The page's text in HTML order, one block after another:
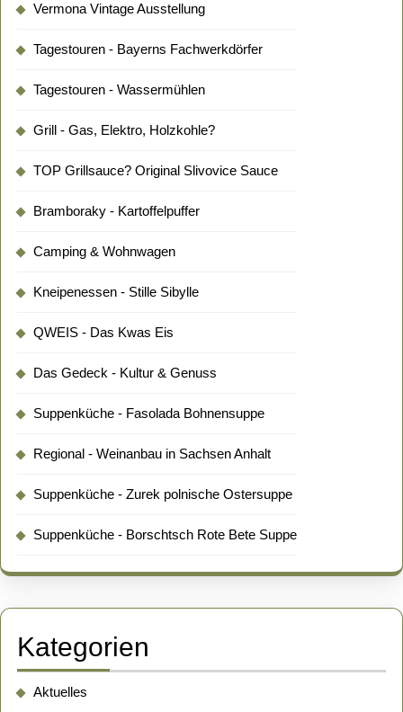
Vermona Vintage Ausstellung
Tagestouren - Bayerns Fachwerkdörfer
Tagestouren - Wassermühlen
Grill - Gas, Elektro, Holzkohle?
TOP Grillsauce? Original Slivovice Sauce
Bramboraky - Kartoffelpuffer
Camping & Wohnwagen
Kneipenessen - Stille Sibylle
QWEIS - Das Kwas Eis
Das Gedeck - Kultur & Genuss
Suppenküche - Fasolada Bohnensuppe
Regional - Weinanbau in Sachsen Anhalt
Suppenküche - Zurek polnische Ostersuppe
Suppenküche - Borschtsch Rote Bete Suppe
Kategorien
Aktuelles